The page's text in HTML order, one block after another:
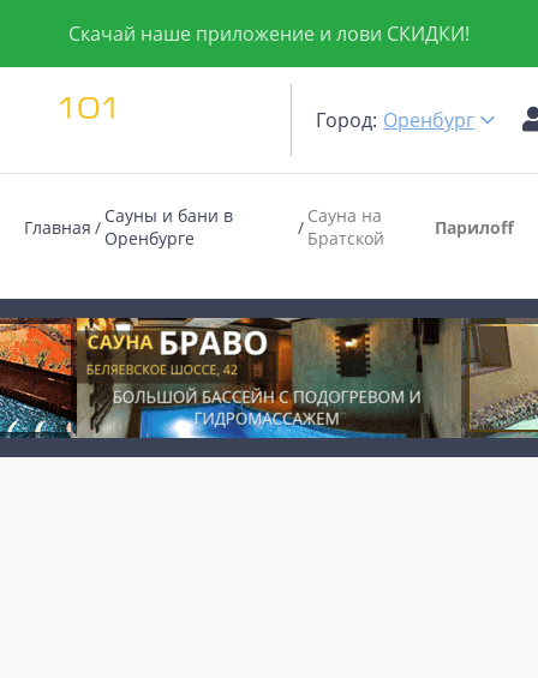
Скачай наше приложение и лови СКИДКИ!
Город: Оренбург
Главная
Сауны и бани в
Оренбурге
Сауна на
Братской
Парилоff